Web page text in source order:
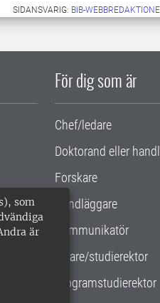
som
är
SIDANSVARIG: BIB-
För dig som är
Chef/ledare
Doktorand eller
Forskare
Handläggare
Kommunikatör
Lärare/studierektor
Programstudierektor